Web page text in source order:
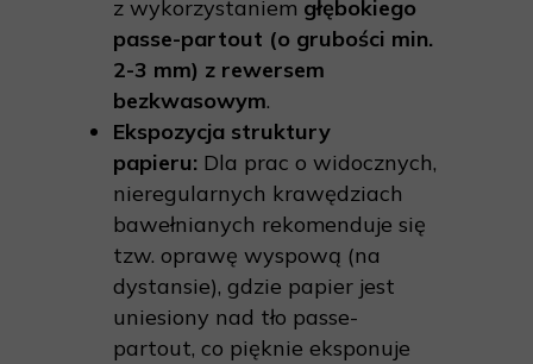
z wykorzystaniem głębokiego
passe-partout (o grubości min.
2-3 mm) z rewersem
bezkwasowym.
Ekspozycja struktury
papieru: Dla prac o widocznych,
nieregularnych krawędziach
bawełnianych rekomenduje się
tzw. oprawę wyspową (na
dystansie), gdzie papier jest
uniesiony nad tło passe-
partout, co pięknie eksponuje